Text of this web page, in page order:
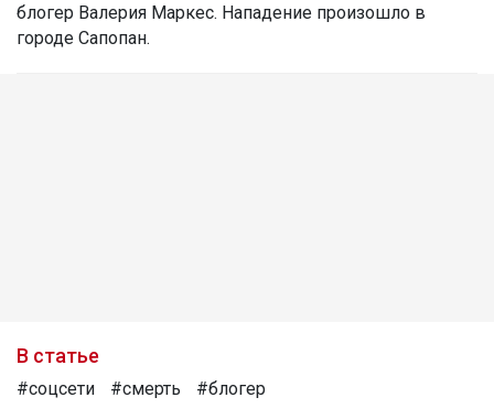
блогер Валерия Маркес. Нападение произошло в
городе Сапопан.
В статье
#соцсети #смерть #блогер